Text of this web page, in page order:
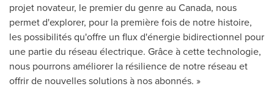
projet novateur, le premier du genre au Canada, nous
permet d'explorer, pour la première fois de notre histoire,
les possibilités qu'offre un flux d'énergie bidirectionnel pour
une partie du réseau électrique. Grâce à cette technologie,
nous pourrons améliorer la résilience de notre réseau et
offrir de nouvelles solutions à nos abonnés. »